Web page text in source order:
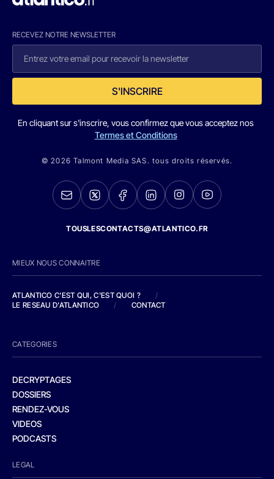
RECEVEZ NOTRE NEWSLETTER
S'INSCRIRE
En cliquant sur s'inscrire, vous confirmez que vous acceptez nos
Termes et Conditions
© 2026 Talmont Media SAS. tous droits réservés.
TOUSLESCONTACTS@ATLANTICO.FR
MIEUX NOUS CONNAITRE
ATLANTICO C'EST QUI, C'EST QUOI ?
/
LE RESEAU D'ATLANTICO
/ CONTACT
CATEGORIES
DECRYPTAGES
DOSSIERS
RENDEZ-VOUS
VIDEOS
PODCASTS
LEGAL